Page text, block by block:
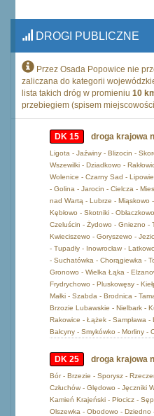
DROGI PUBLICZNE
Przez Osada Popowice nie
zaliczana do kategorii
lista takich dróg w promieniu 10
przebiegiem (spisem
DK 15 droga krajowa
Ligota - Jaźwiny - Blizocin -
Wszewilki - Dziadkowo -
Wolenice - Czarny Sad -
- Golina - Jarocin - Cielcza -
nad Wartą - Lubrze - Miąskowo
Kębłowo - Skotniki -
Czeluścin - Żydowo - Gniezno -
Kwieciszewo - Goryszewo -
- Tupadły - Inowrocław -
- Suchatówka - Chorągiewka -
Gronowo - Wielka Łąka -
Frydrychowo - Pluskowęsy -
Małki - Szabda - Brodnica -
Brzozie Lubawskie - Nielbark -
Rakowice - Łążek - Sampława
Bałcyny - Smykówko - Morliny -
DK 25 droga krajowa
Bór - Brzezie - Sporysz -
Człuchów - Ględowo - Jęczniki
Kamień Krajeński - Płocicz -
Olszewka - Obodowo - Dziedno